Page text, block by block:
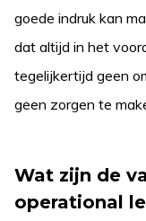
goede indruk kan
dat altijd in het
tegelijkertijd geen
geen zorgen te
Wat zijn de
operational